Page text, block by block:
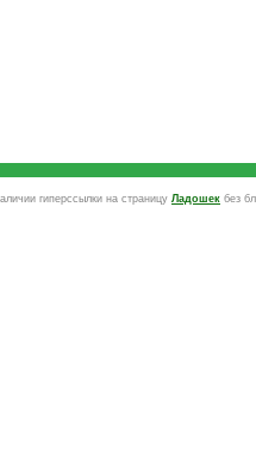
гиперссылки на страницу Ладошек без